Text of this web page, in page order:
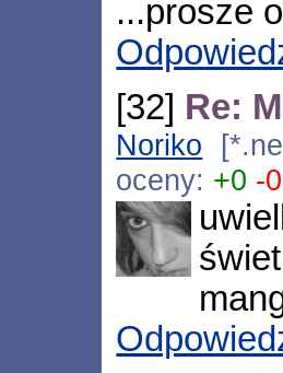
...prosze
[32] Re:
Noriko
oceny: +0 -0